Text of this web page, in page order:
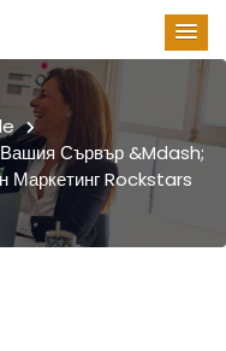
Сървър &mdash;
Маркетинг Rockstars